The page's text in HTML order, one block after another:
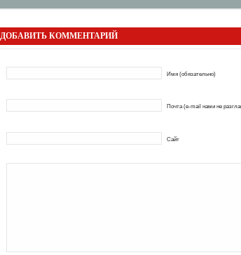
ДОБАВИТЬ КОММЕНТАРИЙ
Имя (обязательно)
Почта (e-mail нами не
Сайт